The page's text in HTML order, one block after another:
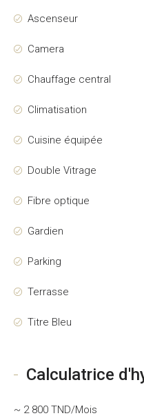
Ascenseur
Camera
Chauffage central
Climatisation
Cuisine équipée
Double Vitrage
Fibre optique
Gardien
Parking
Terrasse
Titre Bleu
Calculatrice
~ 2 800 TND/Mois